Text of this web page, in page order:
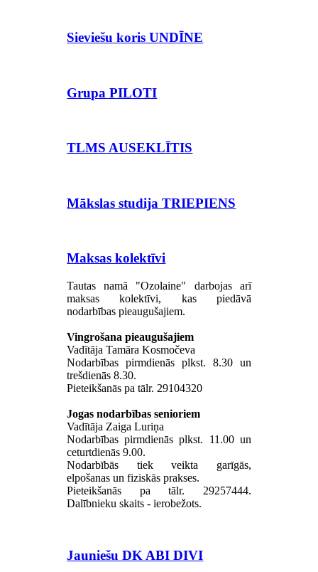
Sieviešu koris UNDĪNE
Grupa PILOTI
TLMS AUSEKLĪTIS
Mākslas studija TRIEPIENS
Maksas kolektīvi
Tautas namā "Ozolaine" darbojas arī
maksas kolektīvi, kas piedāvā
nodarbības pieaugušajiem.
Vingrošana pieaugušajiem
Vadītāja Tamāra Kosmočeva
Nodarbības pirmdienās plkst. 8.30 un
trešdienās 8.30.
Pieteikšanās pa tālr. 29104320
Jogas nodarbības senioriem
Vadītāja Zaiga Luriņa
Nodarbības pirmdienās plkst. 11.00 un
ceturtdienās 9.00.
Nodarbībās tiek veikta garīgās,
elpošanas un fiziskās prakses.
Pieteikšanās pa tālr. 29257444.
Dalībnieku skaits - ierobežots.
Jauniešu DK ABI DIVI